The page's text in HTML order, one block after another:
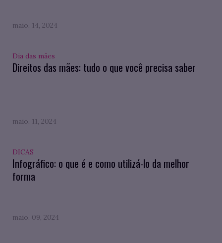
maio. 14, 2024
Dia das mães
Direitos das mães: tudo o que você precisa saber
maio. 11, 2024
DICAS
Infográfico: o que é e como utilizá-lo da melhor
forma
maio. 09, 2024